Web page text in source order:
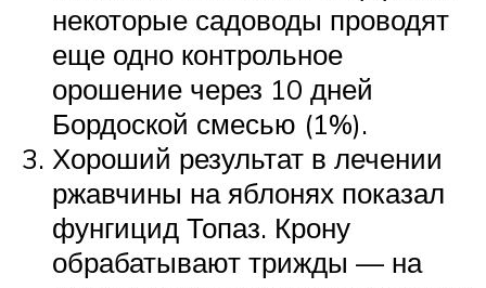
некоторые садоводы проводят
еще одно контрольное
орошение через 10 дней
Бордоской смесью (1%).
Хороший результат в лечении
ржавчины на яблонях показал
фунгицид Топаз. Крону
обрабатывают трижды — на